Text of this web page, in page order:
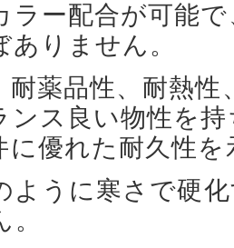
ラー配合が可能
りません。
耐薬品性、耐熱性
ンス良い物性を
に優れた耐久性
ように寒さで硬